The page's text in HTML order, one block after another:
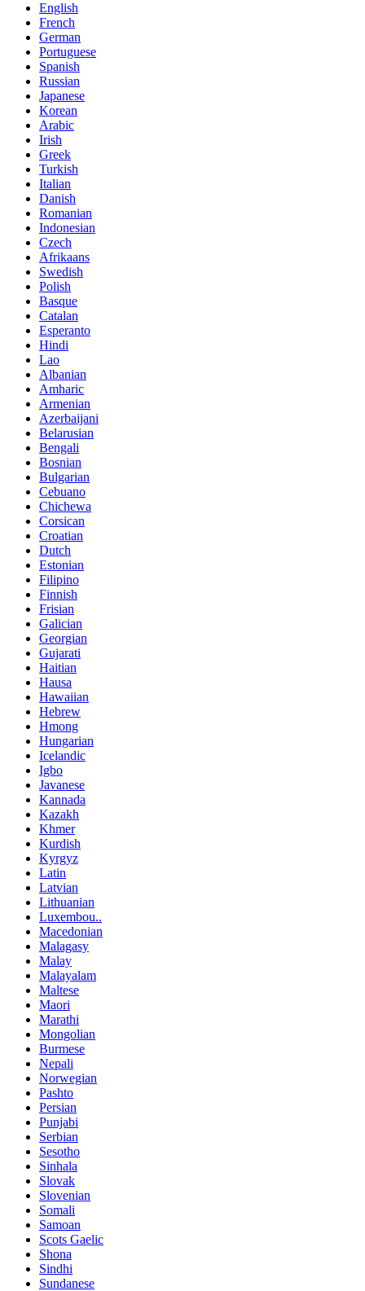
English
French
German
Portuguese
Spanish
Russian
Japanese
Korean
Arabic
Irish
Greek
Turkish
Italian
Danish
Romanian
Indonesian
Czech
Afrikaans
Swedish
Polish
Basque
Catalan
Esperanto
Hindi
Lao
Albanian
Amharic
Armenian
Azerbaijani
Belarusian
Bengali
Bosnian
Bulgarian
Cebuano
Chichewa
Corsican
Croatian
Dutch
Estonian
Filipino
Finnish
Frisian
Galician
Georgian
Gujarati
Haitian
Hausa
Hawaiian
Hebrew
Hmong
Hungarian
Icelandic
Igbo
Javanese
Kannada
Kazakh
Khmer
Kurdish
Kyrgyz
Latin
Latvian
Lithuanian
Luxembou..
Macedonian
Malagasy
Malay
Malayalam
Maltese
Maori
Marathi
Mongolian
Burmese
Nepali
Norwegian
Pashto
Persian
Punjabi
Serbian
Sesotho
Sinhala
Slovak
Slovenian
Somali
Samoan
Scots Gaelic
Shona
Sindhi
Sundanese